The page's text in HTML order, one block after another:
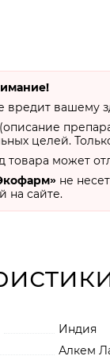
вредит вашему
целей.
может
не
на сайте.
Индия
Алкем